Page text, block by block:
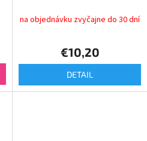
na objednávku zvyčajne do 30 dní
€10,20
DETAIL